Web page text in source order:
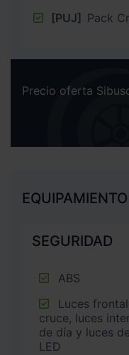
[PUJ] Pack
Precio oferta
SEGURIDAD
ABS
cruce, luces
de día y luces
LED